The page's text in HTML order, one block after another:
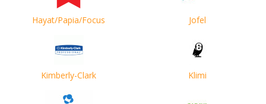
Hayat/Papia/Focus Jofel
Kimberly-Clark Klimi